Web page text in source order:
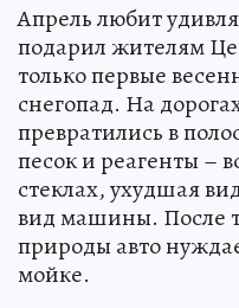
Апрель любит
подарил жителям
только первые
снегопад. На
превратились в
песок и реагенты –
стеклах, ухудшая
вид машины. После
природы авто
мойке.